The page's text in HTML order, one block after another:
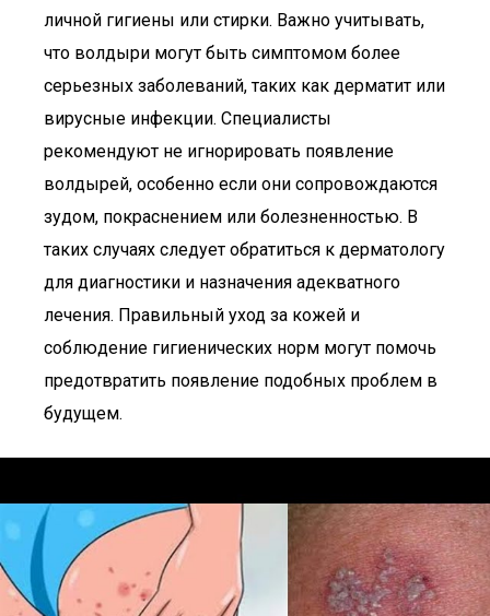
личной гигиены или стирки. Важно учитывать,
что волдыри могут быть симптомом более
серьезных заболеваний, таких как дерматит или
вирусные инфекции. Специалисты
рекомендуют не игнорировать появление
волдырей, особенно если они сопровождаются
зудом, покраснением или болезненностью. В
таких случаях следует обратиться к дерматологу
для диагностики и назначения адекватного
лечения. Правильный уход за кожей и
соблюдение гигиенических норм могут помочь
предотвратить появление подобных проблем в
будущем.